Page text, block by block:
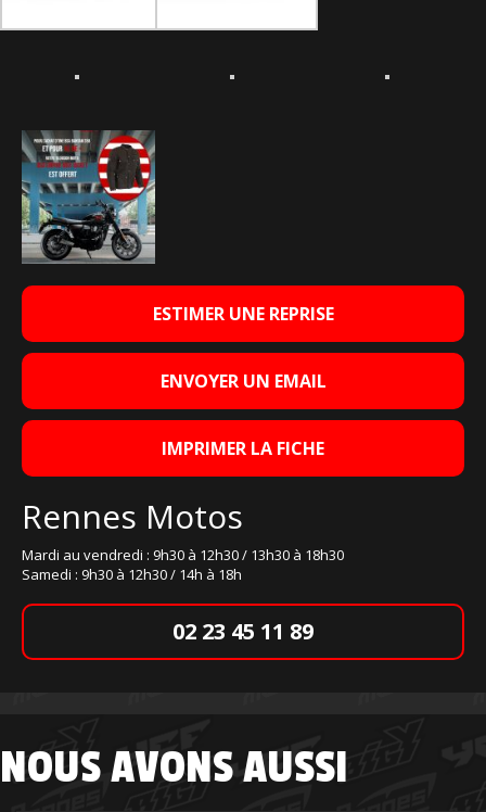
ESTIMER UNE REPRISE
ENVOYER UN EMAIL
IMPRIMER LA FICHE
Rennes Motos
Mardi au vendredi : 9h30 à 12h30 / 13h30 à 18h30
Samedi : 9h30 à 12h30 / 14h à 18h
02 23 45 11 89
NOUS AVONS AUSSI